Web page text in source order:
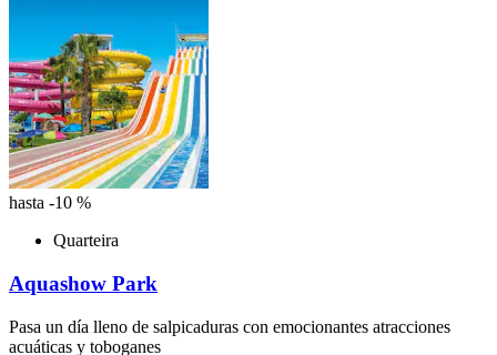
hasta -10 %
Quarteira
Aquashow Park
Pasa un día lleno de salpicaduras con emocionantes atracciones
acuáticas y toboganes